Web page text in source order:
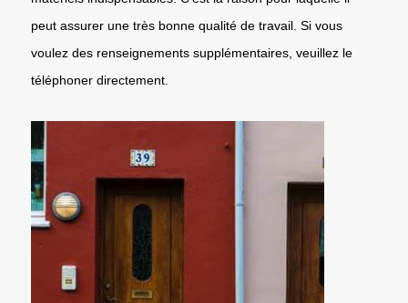
peut assurer une très bonne qualité de travail. Si vous
voulez des renseignements supplémentaires, veuillez le
téléphoner directement.